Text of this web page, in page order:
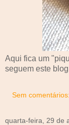
Aqui fica um
seguem este
Sem comentários:
quarta-feira, 29 de